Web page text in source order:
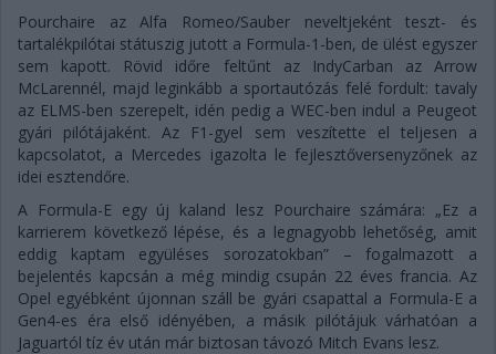
Pourchaire az Alfa Romeo/Sauber neveltjeként teszt- és
tartalékpilótai státuszig jutott a Formula-1-ben, de ülést egyszer
sem kapott. Rövid időre feltűnt az IndyCarban az Arrow
McLarennél, majd leginkább a sportautózás felé fordult: tavaly
az ELMS-ben szerepelt, idén pedig a WEC-ben indul a Peugeot
gyári pilótájaként. Az F1-gyel sem veszítette el teljesen a
kapcsolatot, a Mercedes igazolta le fejlesztőversenyzőnek az
idei esztendőre.
A Formula-E egy új kaland lesz Pourchaire számára: „Ez a
karrierem következő lépése, és a legnagyobb lehetőség, amit
eddig kaptam együléses sorozatokban” – fogalmazott a
bejelentés kapcsán a még mindig csupán 22 éves francia. Az
Opel egyébként újonnan száll be gyári csapattal a Formula-E a
Gen4-es éra első idényében, a másik pilótájuk várhatóan a
Jaguartól tíz év után már biztosan távozó Mitch Evans lesz.